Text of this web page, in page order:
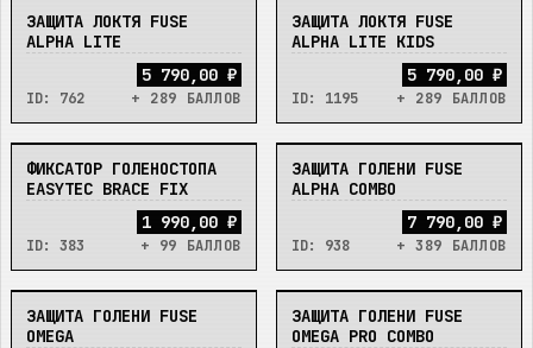
В_НАЛИЧИИ
ЗАЩИТА ЛОКТЯ FUSE
ALPHA LITE
ID: 762
5 790,00 ₽
+ 289 БАЛЛОВ
В_НАЛИЧИИ
ЗАЩИТА ЛОКТЯ FUSE
ALPHA LITE KIDS
ID: 1195
5 790,00 ₽
+ 289 БАЛЛОВ
В_НАЛИЧИИ
ФИКСАТОР ГОЛЕНОСТОПА
EASYTEC BRACE FIX
ID: 383
1 990,00 ₽
+ 99 БАЛЛОВ
НЕТ
ЗАЩИТА ГОЛЕНИ FUSE
ALPHA COMBO
ID: 938
7 790,00 ₽
+ 389 БАЛЛОВ
НЕТ
ЗАЩИТА ГОЛЕНИ FUSE
OMEGA
НЕТ
ЗАЩИТА ГОЛЕНИ FUSE
OMEGA PRO COMBO